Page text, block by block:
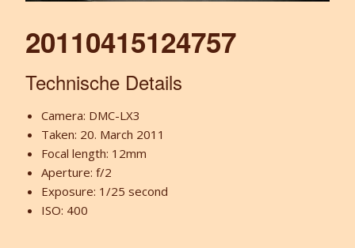
20110415124757
Technische Details
Camera: DMC-LX3
Taken: 20. March 2011
Focal length: 12mm
Aperture: f/2
Exposure: 1/25 second
ISO: 400